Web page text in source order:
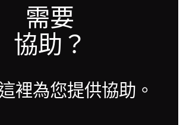
需要
協助？
裡為您提供協助。